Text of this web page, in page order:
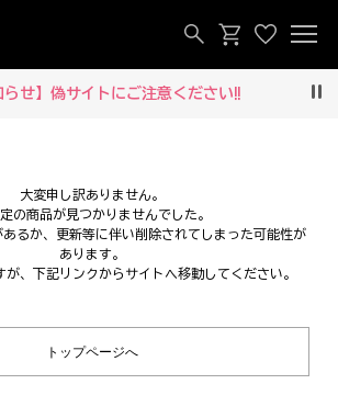
らせ】偽サイトにご注意ください‼
大変申し訳ありません。
の商品が見つかりませんでした。
あるか、更新等に伴い削除されてしまった可能性が
あります。
が、下記リンクからサイトへ移動してください。
トップページへ